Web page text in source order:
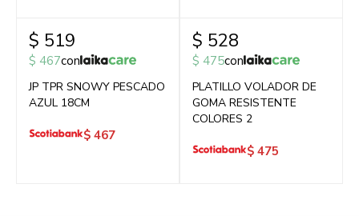
$ 519
$ 467con
JP TPR SNOWY PESCADO
AZUL 18CM
$ 467
$ 528
$ 475con
PLATILLO VOLADOR DE
GOMA RESISTENTE
COLORES 2
$ 475